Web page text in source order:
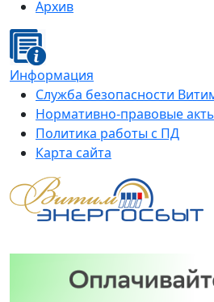
Архив
Информация
Служба безопасности
Нормативно-правовые
Политика работы с ПД
Карта сайта